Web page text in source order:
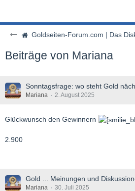
Goldseiten-Forum.com | Das
Beiträge von Mariana
Sonntagsfrage: wo steht Gold
Mariana 2. August 2025
Glückwunsch den Gewinnern
2.900
Gold ... Meinungen und
Mariana 30. Juli 2025